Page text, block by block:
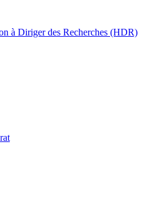
à Diriger des Recherches (HDR)